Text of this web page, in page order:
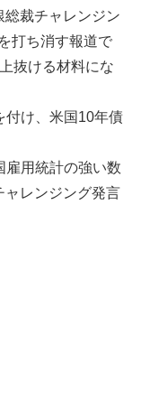
総裁チャレンジン
打ち消す報道で
抜ける材料にな
付け、米国10年債
雇用統計の強い数
ャレンジング発言